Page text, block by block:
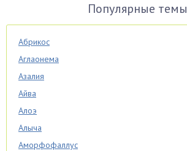
Популярные темы
Абрикос
Аглаонема
Азалия
Айва
Алоэ
Алыча
Аморфофаллус